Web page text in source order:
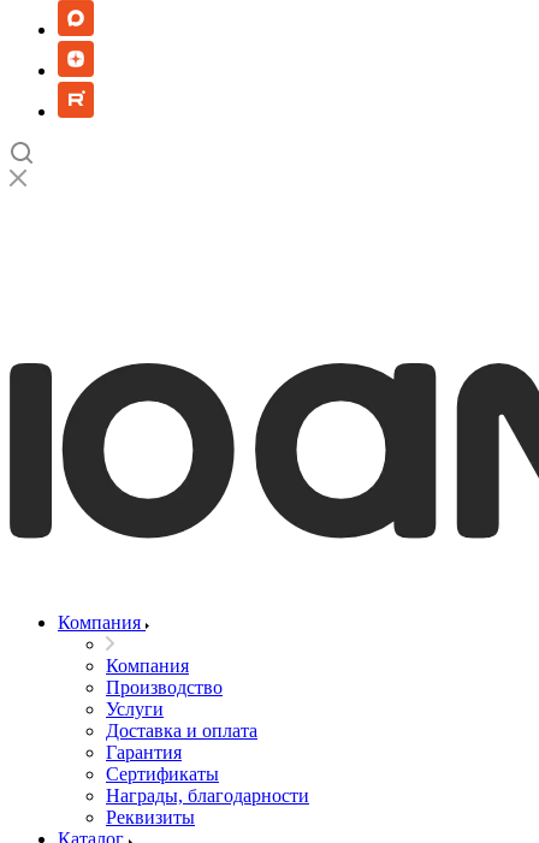
Компания
Компания
Производство
Услуги
Доставка и оплата
Гарантия
Сертификаты
Награды, благодарности
Реквизиты
Каталог